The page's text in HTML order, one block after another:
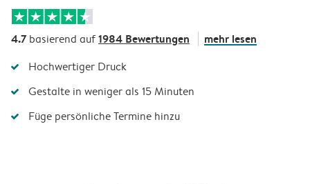
4.7 basierend auf1984 Bewertungen mehr lesen
Hochwertiger Druck
Gestalte in weniger als 15 Minuten
Füge persönliche Termine hinzu